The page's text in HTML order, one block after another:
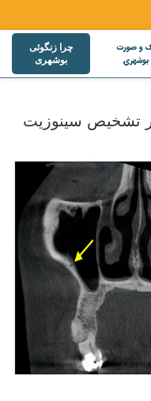
چرا زنگوئی
بوشهری